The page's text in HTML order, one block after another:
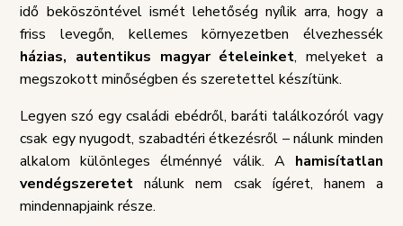
TÁJÉKOZTATÓ
idő beköszöntével ismét lehetőség nyílik arra, hogy a
friss levegőn, kellemes környezetben élvezhessék
házias, autentikus magyar ételeinket, melyeket a
megszokott minőségben és szeretettel készítünk.
Legyen szó egy családi ebédről, baráti találkozóról vagy
csak egy nyugodt, szabadtéri étkezésről – nálunk minden
alkalom különleges élménnyé válik. A hamisítatlan
vendégszeretet nálunk nem csak ígéret, hanem a
mindennapjaink része.